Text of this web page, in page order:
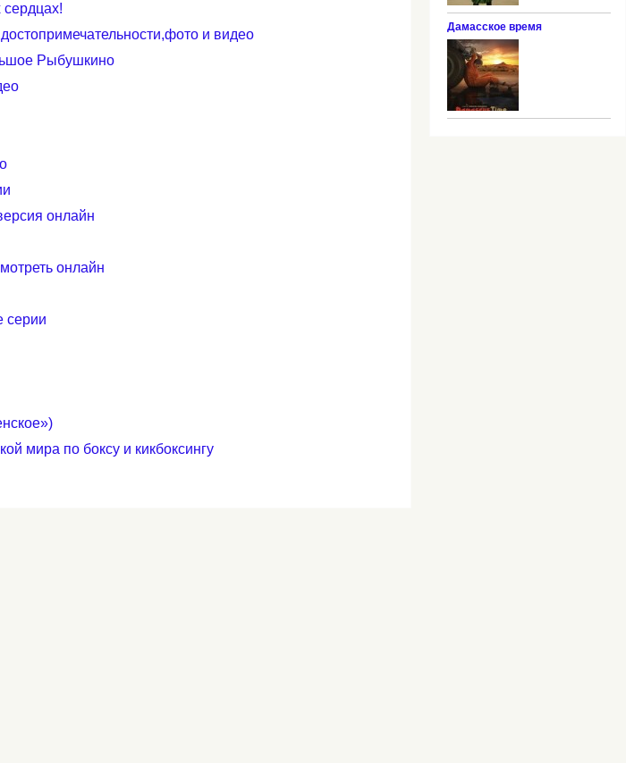
и видео
Рыбушкино
онлайн
онлайн
серии
мира по боксу и кикбоксингу
Дамасское время